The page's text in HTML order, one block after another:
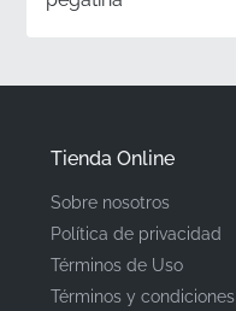
Fabricante
Tienda Online
Sobre nosotros
Política de privacidad
Términos de Uso
Términos y condiciones